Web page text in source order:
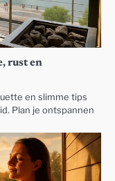
rust en
en slimme tips
Plan je ontspannen